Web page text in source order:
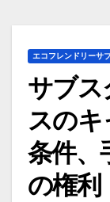
エコフレンドリーサ
サブス
スのキ
条件、
の権利